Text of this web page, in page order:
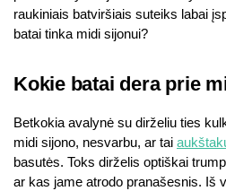
raukiniais batviršiais suteiks labai
batai tinka midi sijonui?
Kokie batai dera prie
Betkokia avalynė su dirželiu ties
midi sijono, nesvarbu, ar tai
basutės. Toks dirželis optiškai
ar kas jame atrodo pranašesnis. Iš